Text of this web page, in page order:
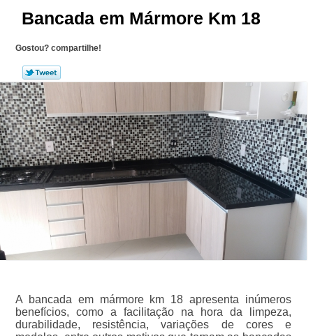
Bancada em Mármore Km 18
Gostou? compartilhe!
A bancada em mármore km 18 apresenta inúmeros
benefícios, como a facilitação na hora da limpeza,
durabilidade, resistência, variações de cores e